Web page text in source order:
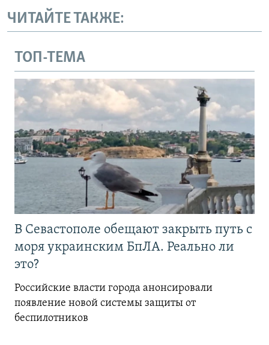
ЧИТАЙТЕ ТАКЖЕ:
ТОП-ТЕМА
В Севастополе обещают закрыть путь с
моря украинским БпЛА. Реально ли
это?
Российские власти города анонсировали
появление новой системы защиты от
беспилотников